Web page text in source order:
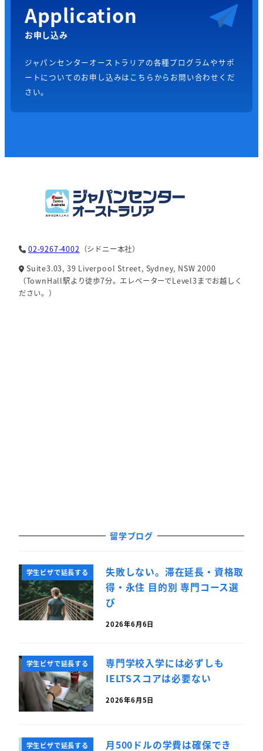
Application
お申し込み
ジャパンセンターオーストラリアの各種プログラムやサポ
ートについてのお申し込みはこちらからお問い合わせくだ
さい。
02-9267-4002 （シドニー本社）
Suite3.03, 39 Liverpool Street, Sydney, NSW 2000
（TownHall駅より徒歩7分。エレベーターでLevel3までお越しく
ださい。）
留学ブログ
学生ビザで延長する
失敗しない。滞在延長・資格取
得・永住 目的別 専門コース選
び
2026年6月6日
学生ビザで延長する
専門学校入学には必ずしも
IELTSスコアは必要ない
2026年6月5日
学生ビザで延長する 月500ドルの学費は確保でき